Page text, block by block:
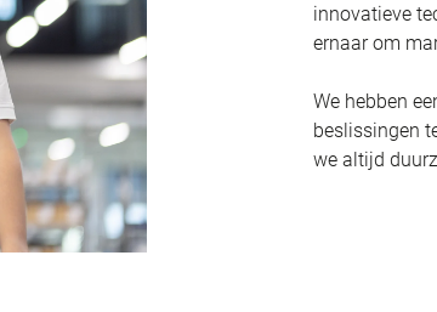
innovatieve
ernaar om
We hebben
beslissingen
we altijd